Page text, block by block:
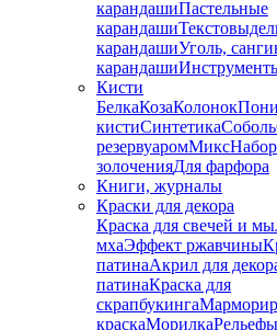
карандашиПастельные
карандаши
карандашиУголь,
карандаши
Кисти
БелкаКозаКолонокПони
кистиСинтетикаСоболь
резервуаромМикс
золоченияДля фарфора
Книги, журналы
Краски для декора
Краска для свечей и
мхаЭффект ржавчины
патинаАкрил для
патинаКраска для
скрапбукинга
краскаМорилка